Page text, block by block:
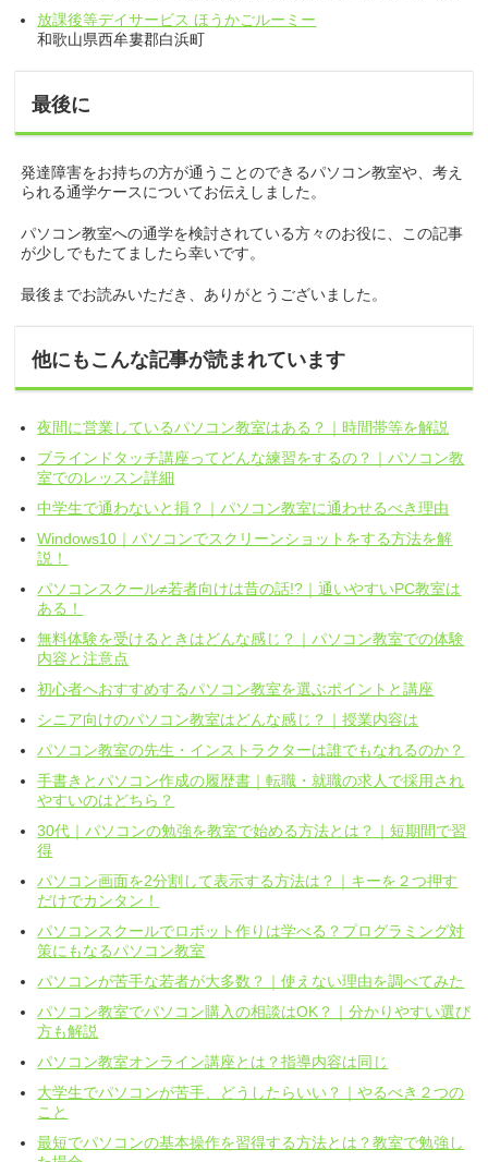
放課後等デイサービス ほうかごルーミー
和歌山県西牟婁郡白浜町
最後に
発達障害をお持ちの方が通うことのできるパソコン教室や、考え
られる通学ケースについてお伝えしました。
パソコン教室への通学を検討されている方々のお役に、この記事
が少しでもたてましたら幸いです。
最後までお読みいただき、ありがとうございました。
他にもこんな記事が読まれています
夜間に営業しているパソコン教室はある？｜時間帯等を解説
ブラインドタッチ講座ってどんな練習をするの？｜パソコン教
室でのレッスン詳細
中学生で通わないと損？｜パソコン教室に通わせるべき理由
Windows10｜パソコンでスクリーンショットをする方法を解
説！
パソコンスクール≠若者向けは昔の話!?｜通いやすいPC教室は
ある！
無料体験を受けるときはどんな感じ？｜パソコン教室での体験
内容と注意点
初心者へおすすめするパソコン教室を選ぶポイントと講座
シニア向けのパソコン教室はどんな感じ？｜授業内容は
パソコン教室の先生・インストラクターは誰でもなれるのか？
手書きとパソコン作成の履歴書｜転職・就職の求人で採用され
やすいのはどちら？
30代｜パソコンの勉強を教室で始める方法とは？｜短期間で習
得
パソコン画面を2分割して表示する方法は？｜キーを２つ押す
だけでカンタン！
パソコンスクールでロボット作りは学べる？プログラミング対
策にもなるパソコン教室
パソコンが苦手な若者が大多数？｜使えない理由を調べてみた
パソコン教室でパソコン購入の相談はOK？｜分かりやすい選び
方も解説
パソコン教室オンライン講座とは？指導内容は同じ
大学生でパソコンが苦手、どうしたらいい？｜やるべき２つの
こと
最短でパソコンの基本操作を習得する方法とは？教室で勉強し